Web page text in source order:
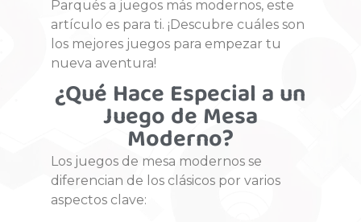
Parqués a juegos más modernos, este
artículo es para ti. ¡Descubre cuáles son
los mejores juegos para empezar tu
nueva aventura!
¿Qué Hace Especial a un
Juego de Mesa
Moderno?
Los juegos de mesa modernos se
diferencian de los clásicos por varios
aspectos clave: